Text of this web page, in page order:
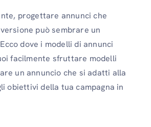
progettare annunci che
può sembrare un
dove i modelli di annunci
facilmente sfruttare modelli
un annuncio che si adatti alla
obiettivi della tua campagna in